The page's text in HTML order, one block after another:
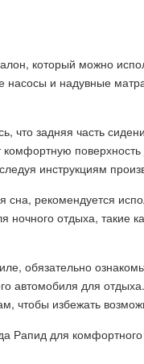
который можно
насосы и надувные
что задняя часть
инструкциям
рекомендуется
ночного отдыха, такие
обязательно
автомобиля для
чтобы избежать
Рапид для